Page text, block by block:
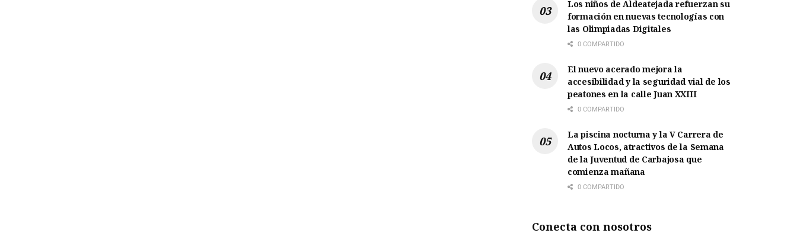
Los niños de Aldeatejada refuerzan su
formación en nuevas tecnologías con
las Olimpiadas Digitales
0 COMPARTIDO
El nuevo acerado mejora la
accesibilidad y la seguridad vial de los
peatones en la calle Juan XXIII
0 COMPARTIDO
La piscina nocturna y la V Carrera de
Autos Locos, atractivos de la Semana
de la Juventud de Carbajosa que
comienza mañana
0 COMPARTIDO
Conecta con nosotros